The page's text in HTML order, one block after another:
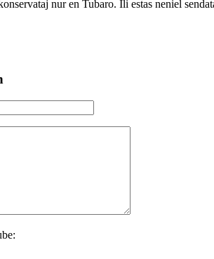
nur en Tubaro. Ili estas neniel